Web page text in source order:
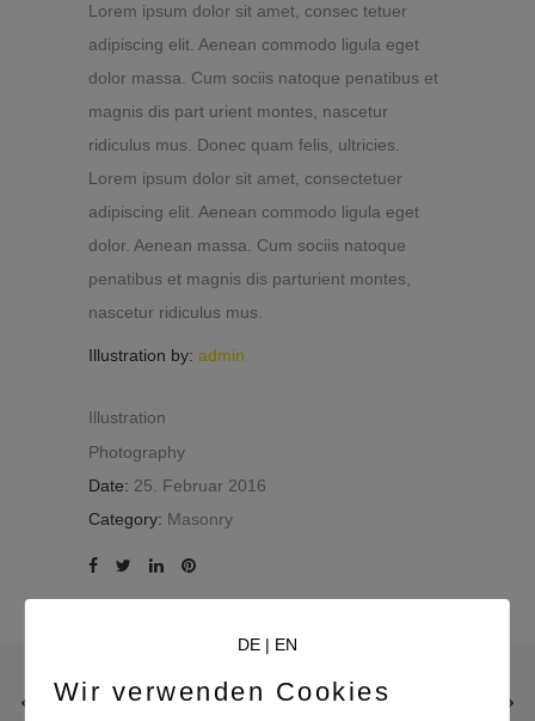
Lorem ipsum dolor sit amet, consec tetuer
adipiscing elit. Aenean commodo ligula eget
dolor massa. Cum sociis natoque penatibus et
magnis dis part urient montes, nascetur
ridiculus mus. Donec quam felis, ultricies.
Lorem ipsum dolor sit amet, consectetuer
adipiscing elit. Aenean commodo ligula eget
dolor. Aenean massa. Cum sociis natoque
penatibus et magnis dis parturient montes,
nascetur ridiculus mus.
Illustration by: admin
Illustration
Photography
Date: 25. Februar 2016
Category: Masonry
DE| EN
Wir verwenden Cookies